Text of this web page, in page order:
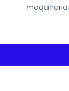
maquinaria.